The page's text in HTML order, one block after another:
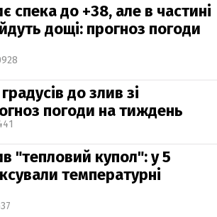
спека до +38, але в частині
дощі: прогноз погоди
до злив зі
погоди на тиждень
"тепловий купол": у 5
температурні